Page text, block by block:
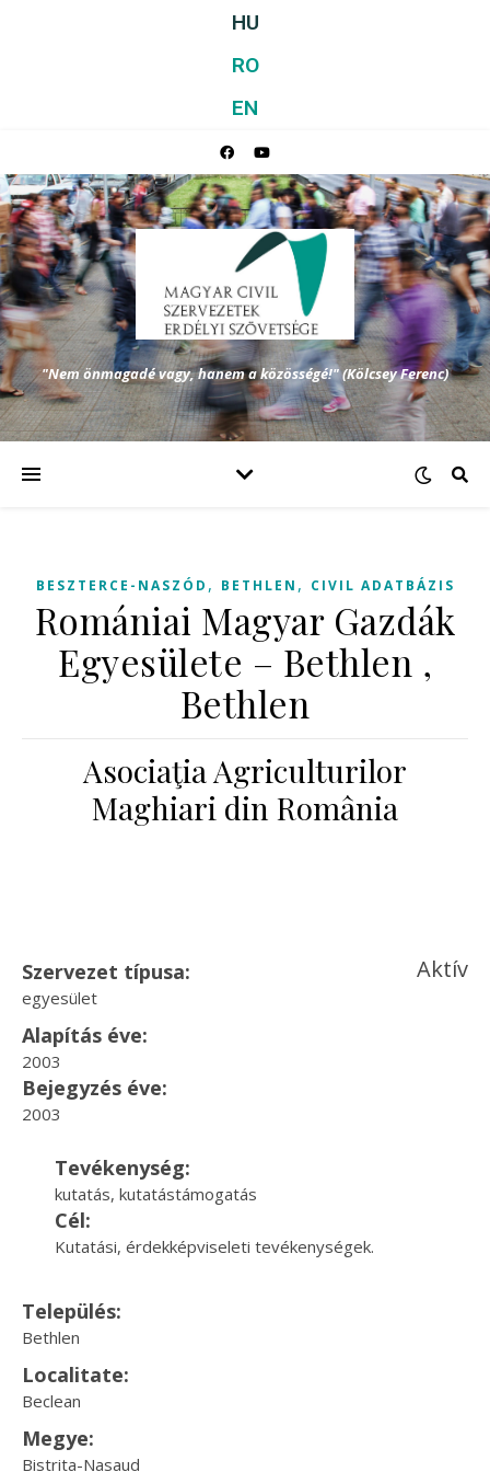
HU
RO
EN
"Nem önmagadé vagy, hanem a közösségé!" (Kölcsey Ferenc)
BESZTERCE-NASZÓD , BETHLEN , CIVIL ADATBÁZIS
Romániai Magyar Gazdák
Egyesülete – Bethlen ,
Bethlen
Asociaţia Agriculturilor
Maghiari din România
Szervezet típusa:
egyesület
Aktív
Alapítás éve:
2003
Bejegyzés éve:
2003
Tevékenység:
kutatás, kutatástámogatás
Cél:
Kutatási, érdekképviseleti tevékenységek.
Település:
Bethlen
Localitate:
Beclean
Megye:
Bistrita-Nasaud